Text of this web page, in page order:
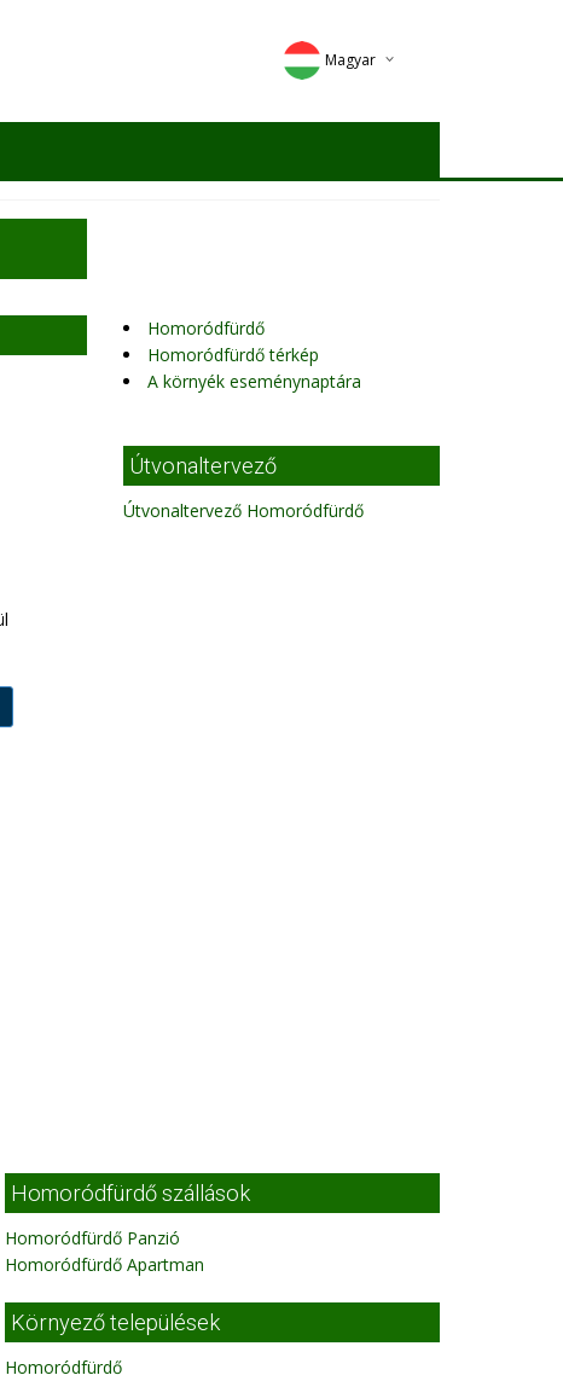
Magyar
Deutsch
Homoródfürdő
Homoródfürdő térkép
A környék eseménynaptára
Útvonaltervező
Útvonaltervező Homoródfürdő
Homoródfürdő szállások
Homoródfürdő Panzió
Homoródfürdő Apartman
Környező települések
Homoródfürdő